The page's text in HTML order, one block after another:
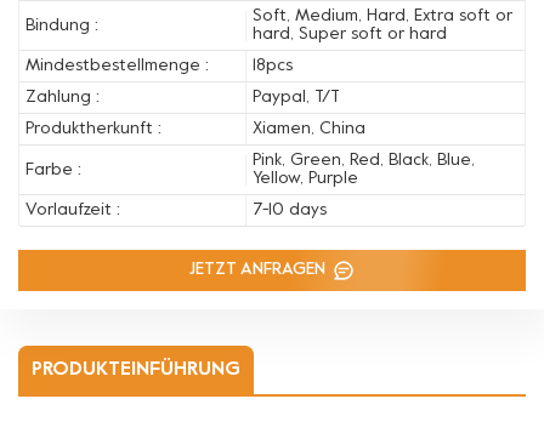
Bindung :
Soft, Medium, Hard, Extra soft or
hard, Super soft or hard
Mindestbestellmenge :
18pcs
Zahlung :
Paypal, T/T
Produktherkunft :
Xiamen, China
Farbe :
Pink, Green, Red, Black, Blue,
Yellow, Purple
Vorlaufzeit :
7-10 days
JETZT ANFRAGEN
PRODUKTEINFÜHRUNG